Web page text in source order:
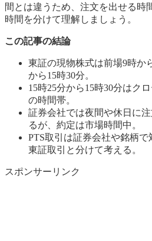
間とは違うため、注文を出せる時
時間を分けて理解しましょう。
この記事の結論
東証の現物株式は前場9時か
から15時30分。
15時25分から15時30分はク
の時間帯。
証券会社では夜間や休日に
るが、約定は市場時間中。
PTS取引は証券会社や銘柄
東証取引と分けて考える。
スポンサーリンク